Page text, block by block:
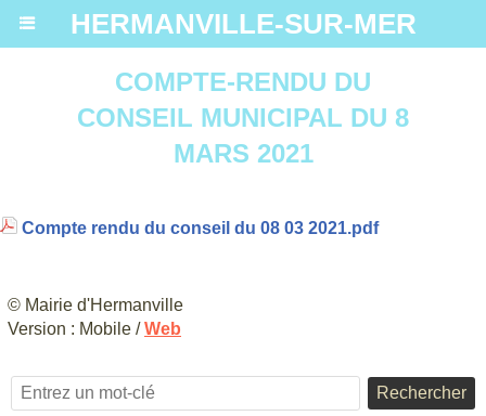
HERMANVILLE-SUR-MER
COMPTE-RENDU DU
CONSEIL MUNICIPAL DU 8
MARS 2021
Compte rendu du conseil du 08 03 2021.pdf
© Mairie d'Hermanville
Version : Mobile /Web
Rechercher